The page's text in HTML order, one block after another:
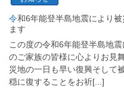
令和6年能登半島地震により被災された皆さまへお見舞い申し上げ
ます
この度の令和6年能登半島地
のご家族の皆様に心よりお見
災地の一日も早い復興そして
穏に復することをお祈[...]